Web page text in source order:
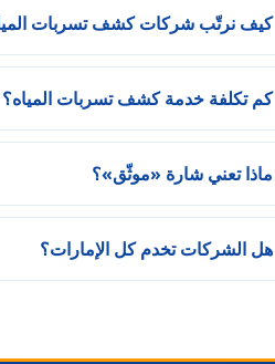
كيف نرتّب شركات كشف تسربات
كم تكلفة خدمة كشف تسربات المياه؟
ماذا تعني شارة «موثّق»؟
هل الشركات تخدم كل الإمارات؟